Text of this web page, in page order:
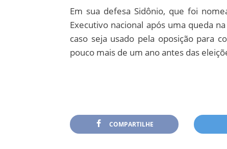
Em sua defesa Sidônio, que foi
Executivo nacional após uma queda
caso seja usado pela oposição para
pouco mais de um ano antes das
COMPARTILHE